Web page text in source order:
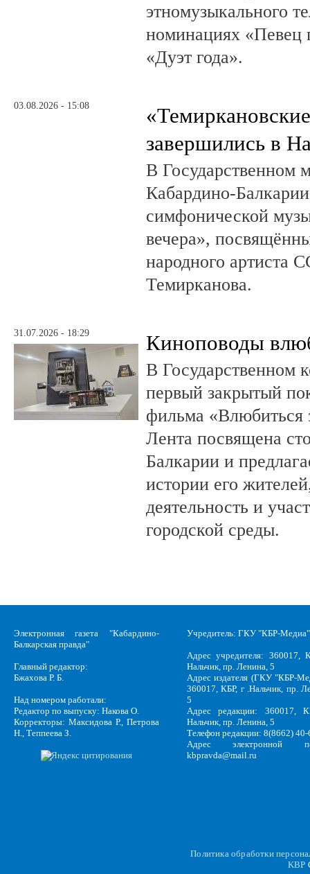
этномузыкального
номинациях «Певец
«Дуэт года».
03.08.2026 - 15:08
завершились в
В Государственном
Кабардино-
симфонической
вечера»,
народного артиста
Темирканова.
31.07.2026 - 18:29 Киноповоды
В Государственном
первый закрытый
фильма «Влюбиться
Лента посвящена
Балкарии и
истории его
деятельность и
городской среды.
Электронная газета "Кабардино-
Балкарская правда"
Главный редактор:
Бжахова Р. Б.
Над номером работали:
Редактор по выпуску: Накова О.
Корректоры: Максидова Р., Петрова
Н., Теппеева З.
Учредитель: ГКУ "КБР-Медиа"
Адрес учредителя: 360017,
Нальчик, пр. Ленина, 5
Адрес издателя (ГКУ "КБР-
360017, КБР, г .Нальчик, пр.
5
Адрес редакции: 360017,
Нальчик, пр. Ленина, 5
Телефон редакции: 8(8662)
Адрес электронной
kbpravda@mail.ru
Политика обработки
KBP